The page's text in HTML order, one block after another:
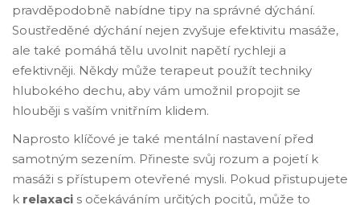
pravděpodobně nabídne tipy na správné dýchání.
Soustředěné dýchání nejen zvyšuje efektivitu masáže,
ale také pomáhá tělu uvolnit napětí rychleji a
efektivněji. Někdy může terapeut použít techniky
hlubokého dechu, aby vám umožnil propojit se
hlouběji s vaším vnitřním klidem.
Naprosto klíčové je také mentální nastavení před
samotným sezením. Přineste svůj rozum a pojetí k
masáži s přístupem otevřené mysli. Pokud přistupujete
k relaxaci s očekáváním určitých pocitů, může to